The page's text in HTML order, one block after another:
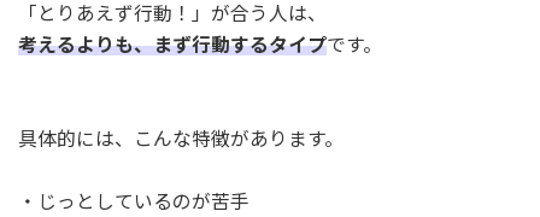
「とりあえず行動！」が合う人は、
考えるよりも、まず行動するタイプです。
具体的には、こんな特徴があります。
・じっとしているのが苦手